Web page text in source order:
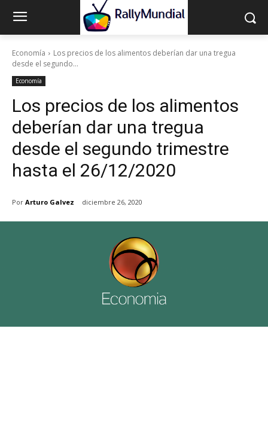
Economía
Los precios de los alimentos deberían dar una tregua
desde el segundo...
Economía
Los precios de los alimentos
deberían dar una tregua
desde el segundo trimestre
hasta el 26/12/2020
Por Arturo Galvez diciembre 26, 2020